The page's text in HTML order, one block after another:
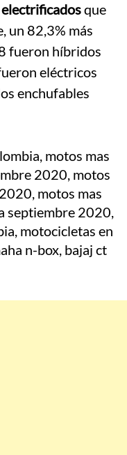
que
un 82,3% más
fueron híbridos
eléctricos
enchufables